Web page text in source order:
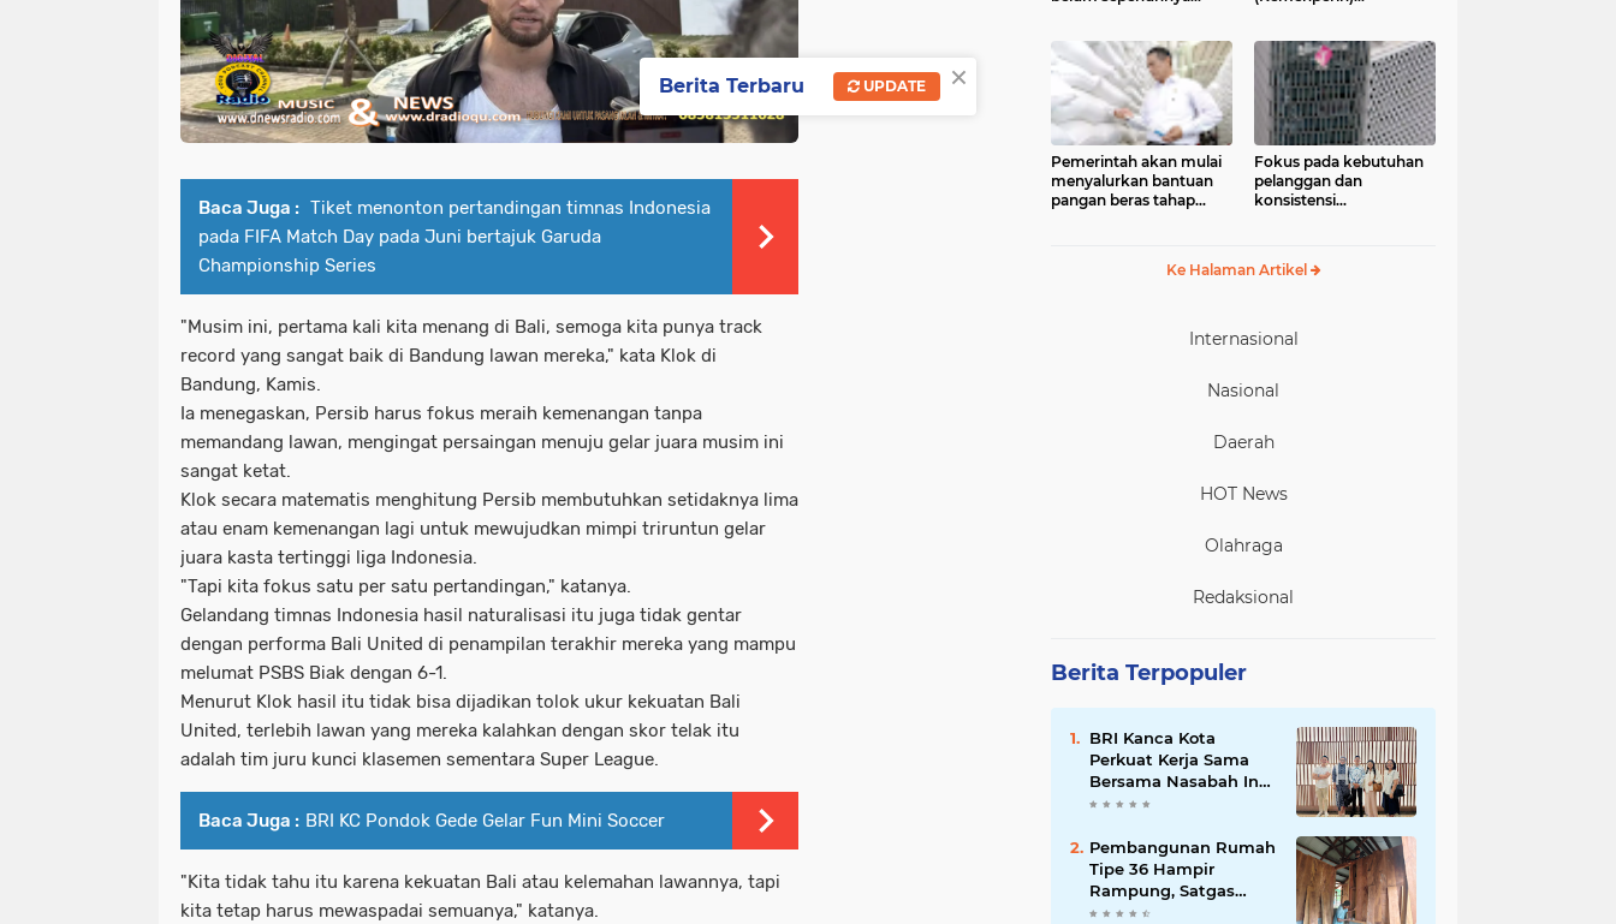
Baca Juga : Tiket menonton pertandingan timnas Indonesia
pada FIFA Match Day pada Juni bertajuk Garuda
Championship Series
"Musim ini, pertama kali kita menang di Bali, semoga kita punya track
record yang sangat baik di Bandung lawan mereka," kata Klok di
Bandung, Kamis.
Ia menegaskan, Persib harus fokus meraih kemenangan tanpa
memandang lawan, mengingat persaingan menuju gelar juara musim ini
sangat ketat.
Klok secara matematis menghitung Persib membutuhkan setidaknya lima
atau enam kemenangan lagi untuk mewujudkan mimpi triruntun gelar
juara kasta tertinggi liga Indonesia.
"Tapi kita fokus satu per satu pertandingan," katanya.
Gelandang timnas Indonesia hasil naturalisasi itu juga tidak gentar
dengan performa Bali United di penampilan terakhir mereka yang mampu
melumat PSBS Biak dengan 6-1.
Menurut Klok hasil itu tidak bisa dijadikan tolok ukur kekuatan Bali
United, terlebih lawan yang mereka kalahkan dengan skor telak itu
adalah tim juru kunci klasemen sementara Super League.
Baca Juga : BRI KC Pondok Gede Gelar Fun Mini Soccer
"Kita tidak tahu itu karena kekuatan Bali atau kelemahan lawannya, tapi
kita tetap harus mewaspadai semuanya," katanya.
Pengamat ekonomi
Center of Reform on
Economics (Core)
Indonesia
(IKM), khususnya sektor
pakaian jadi, alas kaki,
dan alat olahraga,
memiliki peran strategis
dalam memperkuat
perekonomian nasional
Pemerintah akan mulai
menyalurkan bantuan
pangan beras tahap
pangan pemerintah
33.244.408 penerima
Fokus pada kebutuhan
pelanggan dan
konsistensi
Ke Halaman Artikel
Internasional
Nasional
Daerah
HOT News
Olahraga
Redaksional
Berita Terpopuler
BRI Kanca Kota
Perkuat Kerja Sama
Bersama Nasabah Inti,
Dorong Pertumbuhan
Pembangunan Rumah
Tipe 36 Hampir
Rampung, Satgas
TMMD Ke-129 Kodim
×
Berita Terbaru UPDATE